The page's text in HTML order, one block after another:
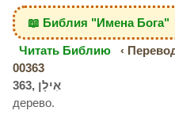
📖 Библия "Имена Бога"
Читать Библию
‹
00363
дерево.